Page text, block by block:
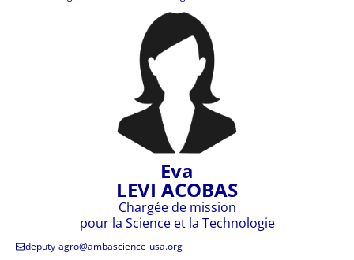
Eva
LEVI ACOBAS
Chargée de mission
pour la Science et la Technologie
deputy-agro@ambascience-usa.org